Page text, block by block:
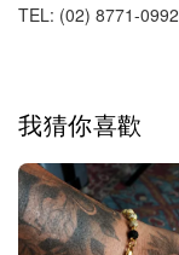
TEL: (02) 8771-0992
我猜你喜歡